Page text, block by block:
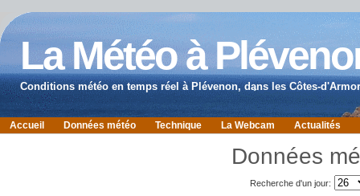
La Météo à
Conditions météo en temps réel à Plévenon, dans les Côtes-
Accueil Données météo Technique La Webcam Actualités
Données
Recherche d'un jour: